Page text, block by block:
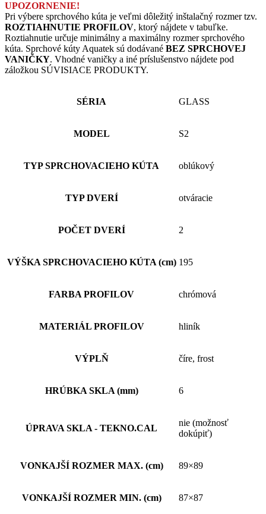
UPOZORNENIE!
Pri výbere sprchového kúta je veľmi dôležitý inštalačný rozmer tzv.
ROZTIAHNUTIE PROFILOV, ktorý nájdete v tabuľke.
Roztiahnutie určuje minimálny a maximálny rozmer sprchového
kúta. Sprchové kúty Aquatek sú dodávané BEZ SPRCHOVEJ
VANIČKY. Vhodné vaničky a iné príslušenstvo nájdete pod
záložkou SÚVISIACE PRODUKTY.
SÉRIA GLASS
MODEL S2
TYP SPRCHOVACIEHO KÚTA oblúkový
TYP DVERÍ otváracie
POČET DVERÍ 2
VÝŠKA SPRCHOVACIEHO KÚTA (cm) 195
FARBA PROFILOV chrómová
MATERIÁL PROFILOV hliník
VÝPLŇ číre, frost
HRÚBKA SKLA (mm) 6
ÚPRAVA SKLA - TEKNO.CAL
nie (možnosť
dokúpiť)
VONKAJŠÍ ROZMER MAX. (cm) 89×89
VONKAJŠÍ ROZMER MIN. (cm) 87×87